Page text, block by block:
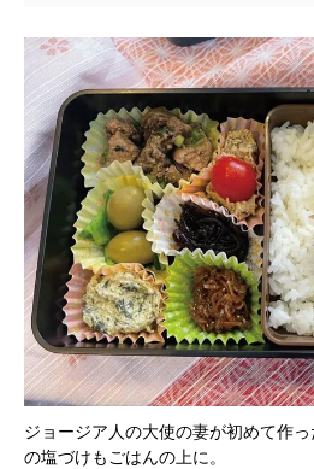
ジョージア人の大使の妻が初めて作
の塩づけもごはんの上に。